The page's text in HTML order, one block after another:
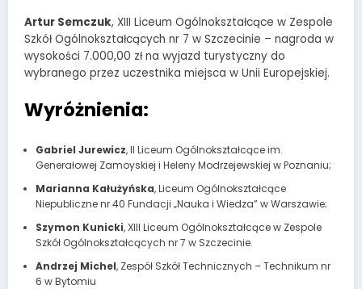
Artur Semczuk, XIII Liceum Ogólnokształcące w Zespole
Szkół Ogólnokształcących nr 7 w Szczecinie – nagroda w
wysokości 7.000,00 zł na wyjazd turystyczny do
wybranego przez uczestnika miejsca w Unii Europejskiej.
Wyróżnienia:
Gabriel Jurewicz, II Liceum Ogólnokształcące im.
Generałowej Zamoyskiej i Heleny Modrzejewskiej w Poznaniu;
Marianna Kałużyńska, Liceum Ogólnokształcące
Niepubliczne nr 40 Fundacji „Nauka i Wiedza” w Warszawie;
Szymon Kunicki, XIII Liceum Ogólnokształcące w Zespole
Szkół Ogólnokształcących nr 7 w Szczecinie.
Andrzej Michel, Zespół Szkół Technicznych – Technikum nr
6 w Bytomiu